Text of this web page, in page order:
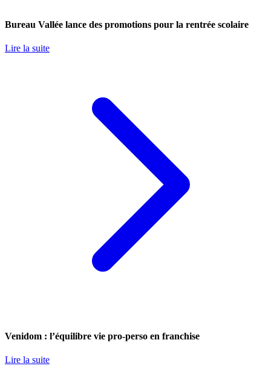
Bureau Vallée lance des promotions pour la rentrée scolaire
Lire la suite
Venidom : l’équilibre vie pro-perso en franchise
Lire la suite